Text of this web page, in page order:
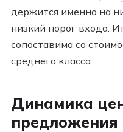
держится именно на
низкий порог входа.
сопоставима со
среднего класса.
Динамика
предложения